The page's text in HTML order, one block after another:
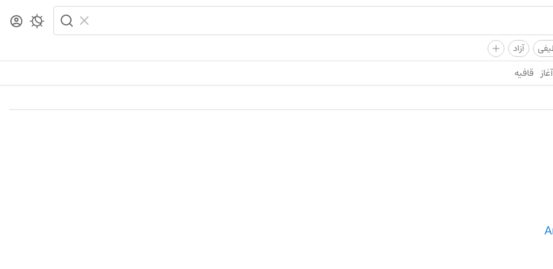
آزاد +
آغاز قافیه